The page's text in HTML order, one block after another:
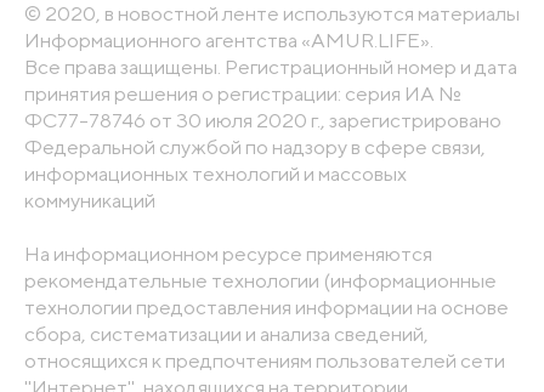
© 2020, в новостной ленте используются материалы
Информационного агентства «AMUR.LIFE».
Все права защищены. Регистрационный номер и дата
принятия решения о регистрации: серия ИА №
ФС77-78746 от 30 июля 2020 г., зарегистрировано
Федеральной службой по надзору в сфере связи,
информационных технологий и массовых
коммуникаций
На информационном ресурсе применяются
рекомендательные технологии (информационные
технологии предоставления информации на основе
сбора, систематизации и анализа сведений,
относящихся к предпочтениям пользователей сети